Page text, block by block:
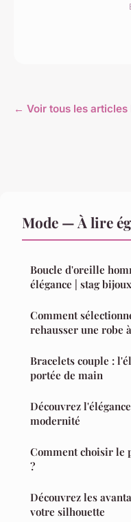
← Voir tous les articles
Mode — À lire
Boucle d'oreille
élégance | stag bijoux
Comment
rehausser une robe
Bracelets couple :
portée de main
Découvrez
modernité
Comment choisir le
?
Découvrez les
votre silhouette